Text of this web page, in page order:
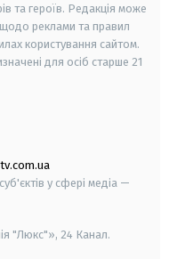
та героїв. Редакція може
щодо реклами та правил
користування сайтом.
для осіб старше 21
у сфері медіа —
"Люкс"», 24 Канал.